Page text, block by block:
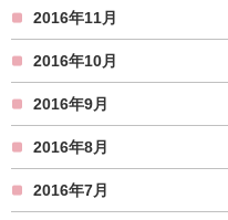
2016年11月
2016年10月
2016年9月
2016年8月
2016年7月